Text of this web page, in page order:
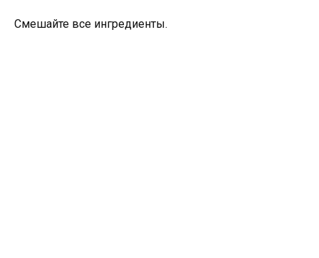
Смешайте все ингредиенты.